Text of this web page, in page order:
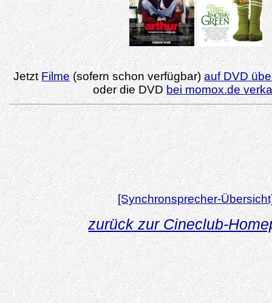
Jetzt Filme (sofern schon verfügbar)auf DVD
oder die DVD bei momox.de
[Synchronsprecher-
zurück zur Cineclub-